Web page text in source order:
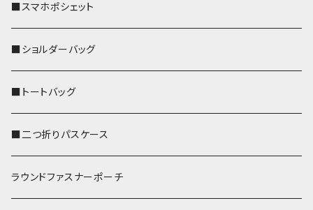
■スマホポシェット
■ショルダーバッグ
■トートバッグ
■二つ折りパスケース
ラウンドファスナーポーチ